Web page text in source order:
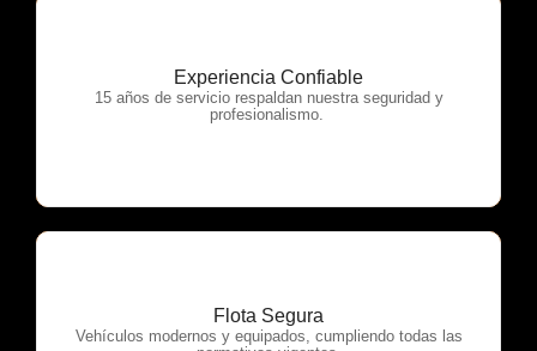
Experiencia Confiable
15 años de servicio respaldan nuestra seguridad y
profesionalismo.
OTP Servicios
Flota Segura
Vehículos modernos y equipados, cumpliendo todas las
OTP Servicios